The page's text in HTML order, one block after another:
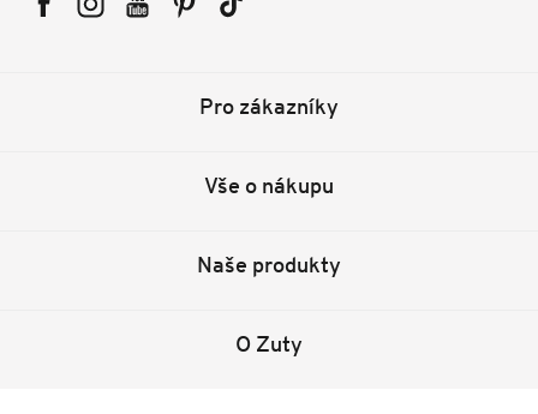
Pro zákazníky
Vše o nákupu
Naše produkty
O Zuty